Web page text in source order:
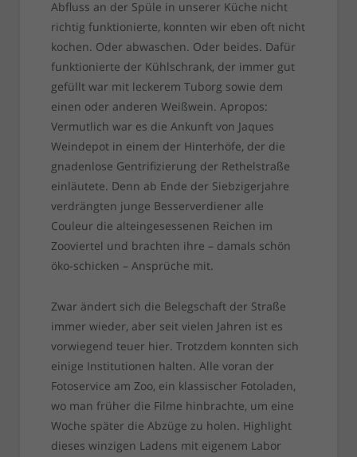
Abfluss an der Spüle in unserer Küche nicht
richtig funktionierte, konnten wir eben oft nicht
kochen. Oder abwaschen. Oder beides. Dafür
funktionierte der Kühlschrank, der immer gut
gefüllt war mit leckerem Tuborg sowie dem
einen oder anderen Weißwein. Apropos:
Vermutlich war es die Ankunft von Jaques
Weindepot in einem der Hinterhöfe, der die
gnadenlose Gentrifizierung der Rethelstraße
einläutete. Denn ab Ende der Siebzigerjahre
verdrängten junge Besserverdiener alle
Couleur die alteingesessenen Reichen im
Zooviertel und brachten ihre – damals schön
öko-schicken – Ansprüche mit.
Zwar ändert sich die Belegschaft der Straße
immer wieder, aber seit vielen Jahren ist es
vorwiegend teuer hier. Trotzdem konnten sich
einige Institutionen halten. Alle voran der
Fotoservice am Zoo, ein klassischer Fotoladen,
wo man früher die Filme hinbrachte, um eine
Woche später die Abzüge zu holen. Highlight
dieses winzigen Ladens mit eigenem Labor